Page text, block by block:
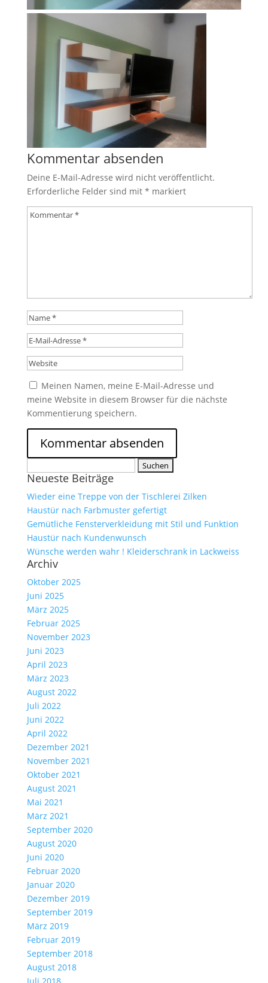
Kommentar absenden
Deine E-Mail-Adresse wird nicht veröffentlicht.
Erforderliche Felder sind mit * markiert
Meinen Namen, meine E-Mail-Adresse und
meine Website in diesem Browser für die nächste
Kommentierung speichern.
nach:
Neueste Beiträge
Wieder eine Treppe von der Tischlerei Zilken
Haustür nach Farbmuster gefertigt
Gemütliche Fensterverkleidung mit Stil und Funktion
Haustür nach Kundenwunsch
Wünsche werden wahr ! Kleiderschrank in Lackweiss
Archiv
Oktober 2025
Juni 2025
März 2025
Februar 2025
November 2023
Juni 2023
April 2023
März 2023
August 2022
Juli 2022
Juni 2022
April 2022
Dezember 2021
November 2021
Oktober 2021
August 2021
Mai 2021
März 2021
September 2020
August 2020
Juni 2020
Februar 2020
Januar 2020
Dezember 2019
September 2019
März 2019
Februar 2019
September 2018
August 2018